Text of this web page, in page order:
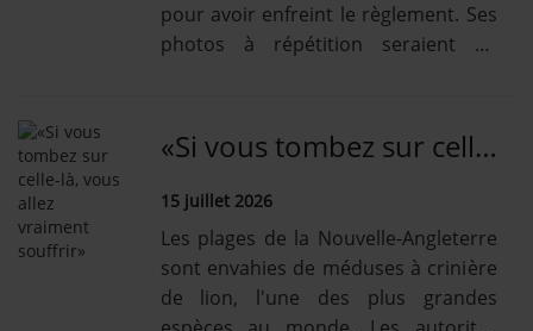
pour avoir enfreint le règlement. Ses
photos à répétition seraient en
«Si vous tombez sur celle-là, vous allez vraiment souffrir»
15 juillet 2026
Les plages de la Nouvelle-Angleterre
sont envahies de méduses à crinière
de lion, l'une des plus grandes